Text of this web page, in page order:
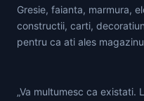
Gresie, faianta, marmura,
constructii, carti,
pentru ca ati ales
„Va multumesc ca